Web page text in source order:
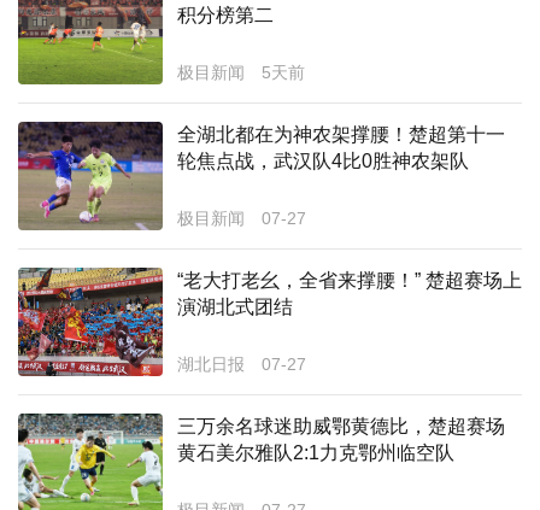
经济
城建
健康
悠游
汽车
房产
消费
创意
积分榜第二
极目新闻 5天前
全湖北都在为神农架撑腰！楚超第十一
轮焦点战，武汉队4比0胜神农架队
极目新闻 07-27
“老大打老幺，全省来撑腰！” 楚超赛场上
演湖北式团结
湖北日报 07-27
三万余名球迷助威鄂黄德比，楚超赛场
黄石美尔雅队2:1力克鄂州临空队